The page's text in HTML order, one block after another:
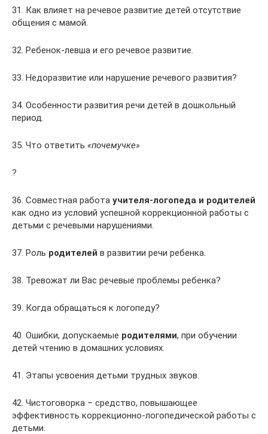
31. Как влияет на речевое развитие детей отсутствие
общения с мамой.
32. Ребенок-левша и его речевое развитие.
33. Недоразвитие или нарушение речевого развития?
34. Особенности развития речи детей в дошкольный
период.
35. Что ответить «почемучке»
?
36. Совместная работа учителя-логопеда и родителей
как одно из условий успешной коррекционной работы с
детьми с речевыми нарушениями.
37. Роль родителей в развитии речи ребенка.
38. Тревожат ли Вас речевые проблемы ребенка?
39. Когда обращаться к логопеду?
40. Ошибки, допускаемые родителями, при обучении
детей чтению в домашних условиях.
41. Этапы усвоения детьми трудных звуков.
42. Чистоговорка – средство, повышающее
эффективность коррекционно-логопедической работы с
детьми.